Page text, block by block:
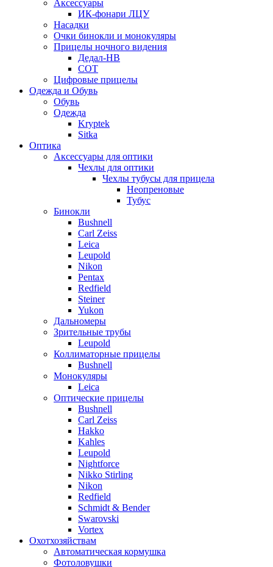
Аксессуары
ИК-фонари ЛЦУ
Насадки
Очки бинокли и монокуляры
Прицелы ночного видения
Дедал-НВ
СОТ
Цифровые прицелы
Одежда и Обувь
Обувь
Одежда
Kryptek
Sitka
Оптика
Аксессуары для оптики
Чехлы для оптики
Чехлы тубусы для прицела
Неопреновые
Тубус
Бинокли
Bushnell
Carl Zeiss
Leica
Leupold
Nikon
Pentax
Redfield
Steiner
Yukon
Дальномеры
Зрительные трубы
Leupold
Коллиматорные прицелы
Bushnell
Монокуляры
Leica
Оптические прицелы
Bushnell
Carl Zeiss
Hakko
Kahles
Leupold
Nightforce
Nikko Stirling
Nikon
Redfield
Schmidt & Bender
Swarovski
Vortex
Охотхозяйствам
Автоматическая кормушка
Фотоловушки